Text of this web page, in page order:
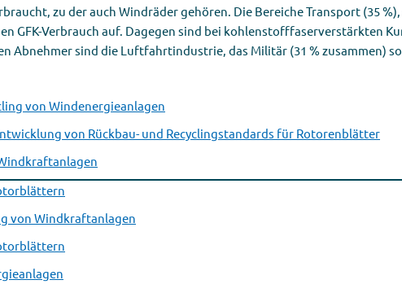
zu der auch Windräder gehören. Die Bereiche Transport (35
GFK-Verbrauch auf. Dagegen sind bei kohlenstofffaserverstärkten
Abnehmer sind die Luftfahrtindustrie, das Militär (31 % zusammen)
von Windenergieanlagen
von Rückbau- und Recyclingstandards für Rotorenblätter
von Windkraftanlagen